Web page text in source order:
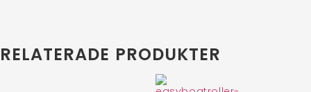
RELATERADE PRODUKTER